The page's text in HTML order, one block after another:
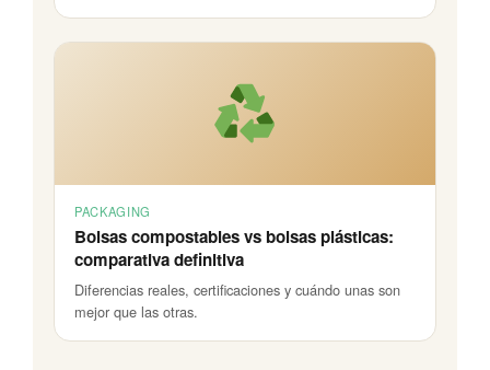
PACKAGING
Bolsas compostables vs bolsas plásticas:
comparativa definitiva
Diferencias reales, certificaciones y cuándo unas son
mejor que las otras.